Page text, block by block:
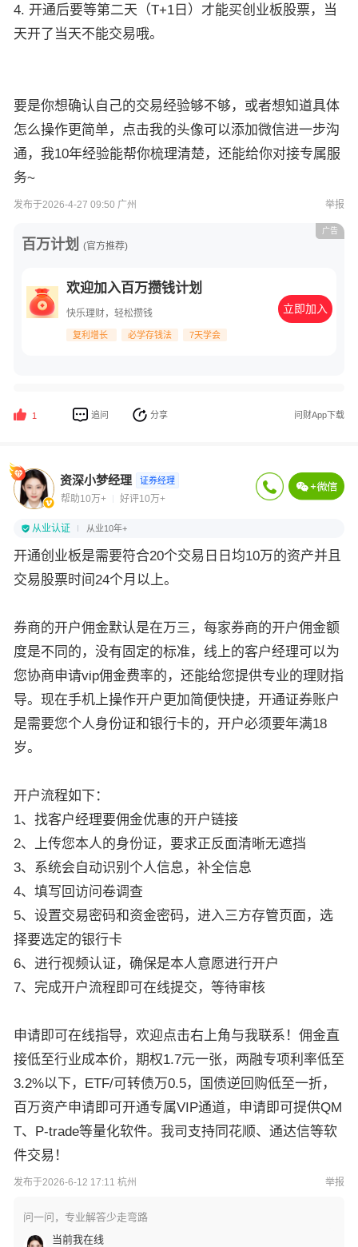
4. 开通后要等第二天（T+1日）才能买创业板股票，当
天开了当天不能交易哦。
要是你想确认自己的交易经验够不够，或者想知道具体
怎么操作更简单，点击我的头像可以添加微信进一步沟
通，我10年经验能帮你梳理清楚，还能给你对接专属服
务~
发布于2026-4-27 09:50 广州 举报
百万计划 (官方推荐)
欢迎加入百万攒钱计划
快乐理财，轻松攒钱
复利增长 必学存钱法 7天学会
立即加入
广告
1 追问 分享 问财App下载
资深小梦经理 证券经理
帮助10万+ 好评10万+
从业认证 从业10年+
开通创业板是需要符合20个交易日日均10万的资产并且
交易股票时间24个月以上。
券商的开户佣金默认是在万三，每家券商的开户佣金额
度是不同的，没有固定的标准，线上的客户经理可以为
您协商申请vip佣金费率的，还能给您提供专业的理财指
导。现在手机上操作开户更加简便快捷，开通证券账户
是需要您个人身份证和银行卡的，开户必须要年满18
岁。
开户流程如下：
1、找客户经理要佣金优惠的开户链接
2、上传您本人的身份证，要求正反面清晰无遮挡
3、系统会自动识别个人信息，补全信息
4、填写回访问卷调查
5、设置交易密码和资金密码，进入三方存管页面，选
择要选定的银行卡
6、进行视频认证，确保是本人意愿进行开户
7、完成开户流程即可在线提交，等待审核
申请即可在线指导，欢迎点击右上角与我联系！佣金直
接低至行业成本价，期权1.7元一张，两融专项利率低至
3.2%以下，ETF/可转债万0.5，国债逆回购低至一折，
百万资产申请即可开通专属VIP通道，申请即可提供QM
T、P-trade等量化软件。我司支持同花顺、通达信等软
件交易！
发布于2026-6-12 17:11 杭州 举报
问一问，专业解答少走弯路
当前我在线